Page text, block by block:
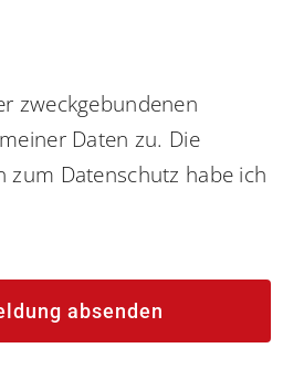
zweckgebundenen
Daten zu. Die
zum Datenschutz habe ich
absenden